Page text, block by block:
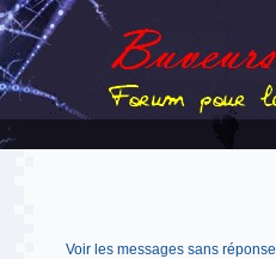
Voir les messages sans réponse